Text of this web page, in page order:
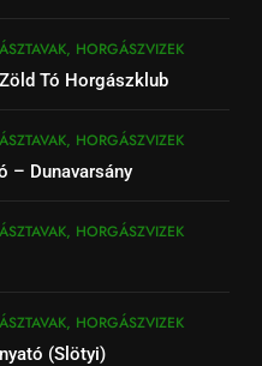
HORGÁSZVIZEK
Tó Horgászklub
HORGÁSZVIZEK
– Dunavarsány
HORGÁSZVIZEK
HORGÁSZVIZEK
(Slötyi)